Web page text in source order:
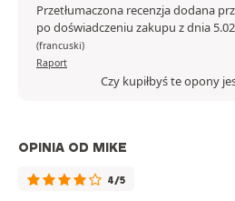
Przetłumaczona recenzja dodana
po doświadczeniu zakupu z dnia
(francuski)
Raport
Czy kupiłbyś te opony
OPINIA OD MIKE
4/5